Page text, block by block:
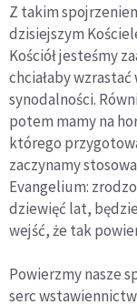
Z takim
dzisiejszym
Kościół jesteśmy
chciałaby
synodalności.
potem mamy na
którego
zaczynamy
Evangelium:
dziewięć lat,
wejść, że tak
Powierzmy nasze
serc